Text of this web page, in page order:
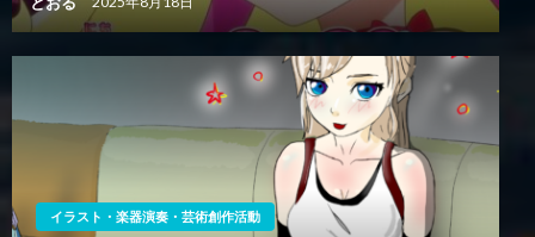
イラスト・楽器演奏・芸術創作活動